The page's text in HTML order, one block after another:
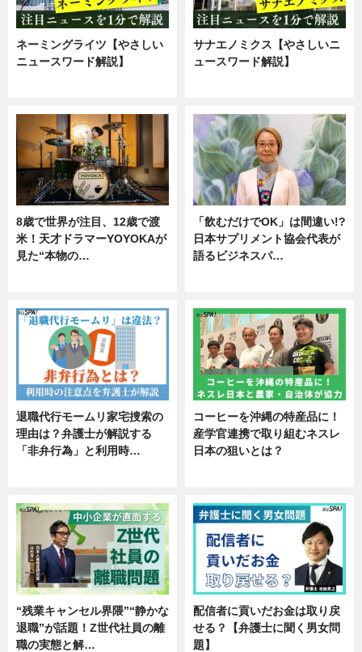
ネーミングライツ【やさしい
ニュースワード解説】
サナエノミクス【やさしいニ
ュースワード解説】
8歳で世界が注目、12歳で渡
米！天才ドラマーYOYOKAが
見た“本物の…
「飲むだけでOK」は間違い!?
日本サプリメント協会代表が
語るビジネスパ…
退職代行モームリ家宅捜索の
理由は？弁護士が解説する
「非弁行為」と利用時…
コーヒーを沖縄の特産品に！
産学官連携で取り組むネスレ
日本の狙いとは？
“残業キャンセル界隈”“静かな
退職”が話題！Z世代社員の離
職の実態と解…
配信者に貢いだお金は取り戻
せる？【弁護士に聞く男女問
題】